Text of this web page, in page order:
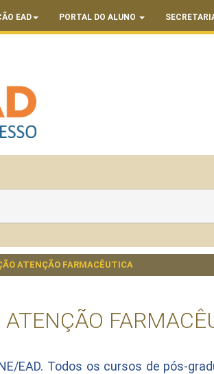
EAD PORTAL DO ALUNO
ATENÇÃO FARMACÊUTICA
ATENÇÃO
EAD. Todos os cursos de pós-